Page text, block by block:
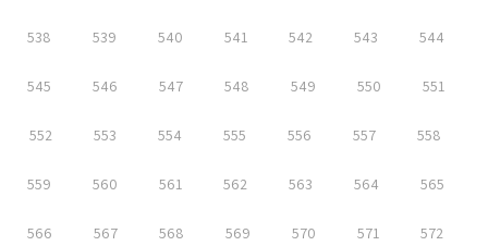
538 539 540 541 542 543 544
545 546 547 548 549 550 551
552 553 554 555 556 557 558
559 560 561 562 563 564 565
566 567 568 569 570 571 572